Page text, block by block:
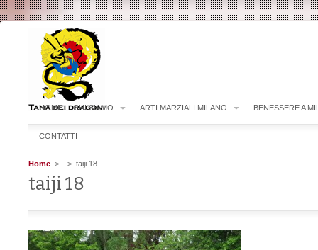
HOME CHI SIAMO ARTI MARZIALI MILANO BENESSERE A
CONTATTI
Home > > taiji 18
taiji 18